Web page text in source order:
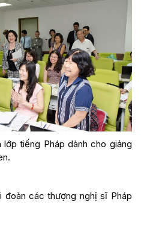
tiếng Pháp dành cho giảng
đoàn các thượng nghị sĩ Pháp